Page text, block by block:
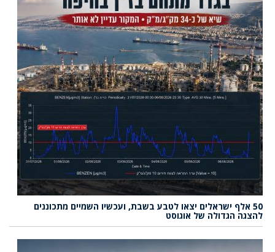
50 אלף ישראלים יצאו לטבע בשבת, ועכשיו השמיים מתכוננים
להצגה הגדולה של אוגוסט